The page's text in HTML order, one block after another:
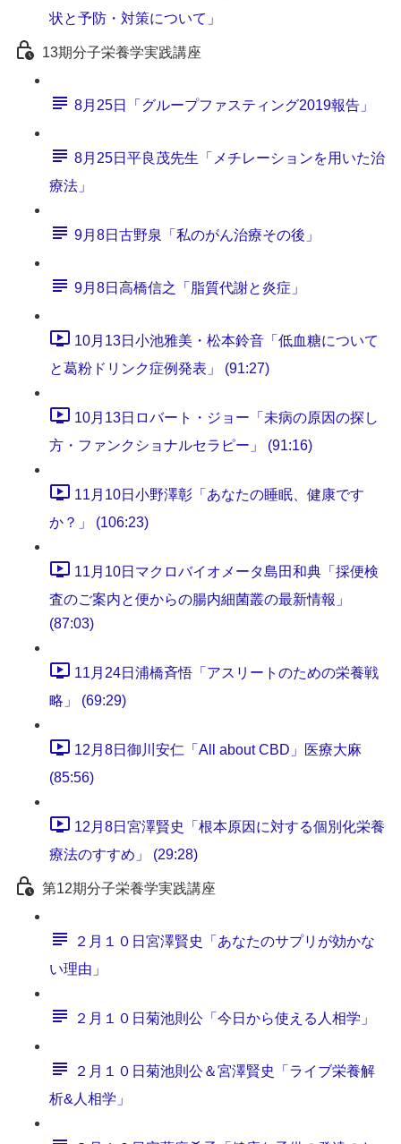
状と予防・対策について」
13期分子栄養学実践講座
8月25日「グループファスティング2019報告」
8月25日平良茂先生「メチレーションを用いた治
療法」
9月8日古野泉「私のがん治療その後」
9月8日高橋信之「脂質代謝と炎症」
10月13日小池雅美・松本鈴音「低血糖について
と葛粉ドリンク症例発表」 (91:27)
10月13日ロバート・ジョー「未病の原因の探し
方・ファンクショナルセラピー」 (91:16)
11月10日小野澤彰「あなたの睡眠、健康です
か？」 (106:23)
11月10日マクロバイオメータ島田和典「採便検
査のご案内と便からの腸内細菌叢の最新情報」
(87:03)
11月24日浦橋斉悟「アスリートのための栄養戦
略」 (69:29)
12月8日御川安仁「All about CBD」医療大麻
(85:56)
12月8日宮澤賢史「根本原因に対する個別化栄養
療法のすすめ」 (29:28)
第12期分子栄養学実践講座
２月１０日宮澤賢史「あなたのサプリが効かな
い理由」
２月１０日菊池則公「今日から使える人相学」
２月１０日菊池則公＆宮澤賢史「ライブ栄養解
析&人相学」